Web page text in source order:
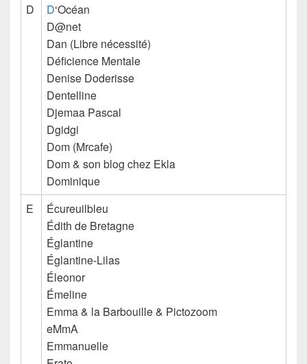
D
D‘Océan
D@net
Dan (Libre nécessité)
Déficience Mentale
Denise Doderisse
Dentelline
Djemaa Pascal
Dgidgi
Dom (Mrcafe)
Dom & son blog chez Ekla
Dominique
E
Écureuilbleu
Édith de Bretagne
Églantine
Églantine-Lilas
Éleonor
Émeline
Emma & la Barbouille & Pictozoom
eMmA
Emmanuelle